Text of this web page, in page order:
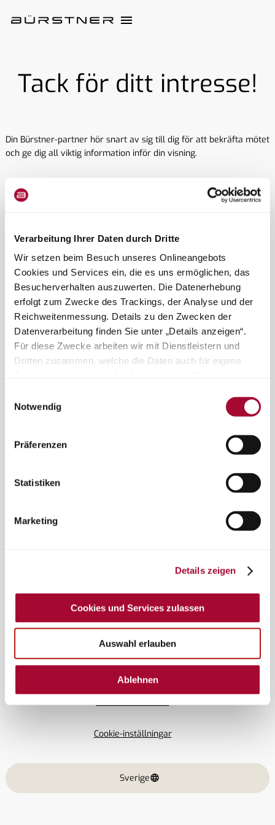
Verarbeitung Ihrer Daten durch Dritte
Wir setzen beim Besuch unseres Onlineangebots
Cookies und Services ein, die es uns ermöglichen, das
Besucherverhalten auszuwerten. Die Datenerhebung
erfolgt zum Zwecke des Trackings, der Analyse und der
Reichweitenmessung. Details zu den Zwecken der
Datenverarbeitung finden Sie unter „Details anzeigen“.
Für diese Zwecke arbeiten wir mit Dienstleistern und
Dritten zusammen, welche die Daten auch für eigene
„Cookies und Services zulassen“ oder durch Auswählen
einzelner Cookies und Services in der Detailansicht
geben Sie Ihre Einwilligung zur Verarbeitung Ihrer Daten
zu den jeweiligen Zwecken. Sie ist freiwillig, für die
widerruflich für die Zukunft durch Anklicken der
Weitere
Notwendig
Präferenzen
Statistiken
Marketing
Details zeigen
Cookies und Services zulassen
Auswahl erlauben
Ablehnen
Tack för ditt intresse!
Din Bürstner-partner hör snart av sig till dig för att bekräfta mötet
och ge dig all viktig information inför din visning.
Vi önskar dig redan nu mycket nöje med ditt personliga möte.
Tillbaka till toppen
Alla modeller
Uppgiftsskydd
Cookie-inställningar
Sverige